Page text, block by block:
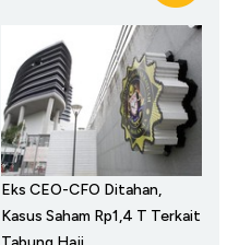
Eks CEO-CFO Ditahan,
Kasus Saham Rp1,4 T Terkait